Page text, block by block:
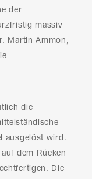
der
massiv
Martin Ammon,
die
ausgelöst wird.
dem Rücken
Die